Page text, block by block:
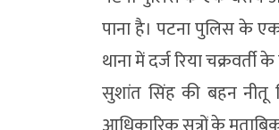
पाना है। पटना पुलिस के
थाना में दर्ज रिया
सुशांत सिंह की बहन नीतू